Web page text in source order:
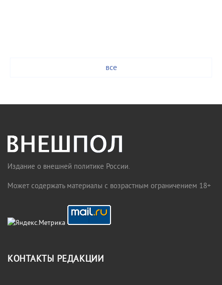
все
Издание о внешней политике России.
Может содержать материалы с возрастным ограничением 18+
КОНТАКТЫ РЕДАКЦИИ